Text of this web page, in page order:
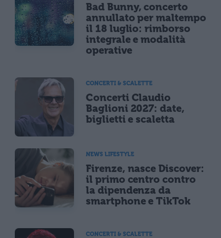
Bad Bunny, concerto
annullato per maltempo
il 18 luglio: rimborso
integrale e modalità
operative
CONCERTI & SCALETTE
Concerti Claudio
Baglioni 2027: date,
biglietti e scaletta
NEWS LIFESTYLE
Firenze, nasce Discover:
il primo centro contro
la dipendenza da
smartphone e TikTok
CONCERTI & SCALETTE